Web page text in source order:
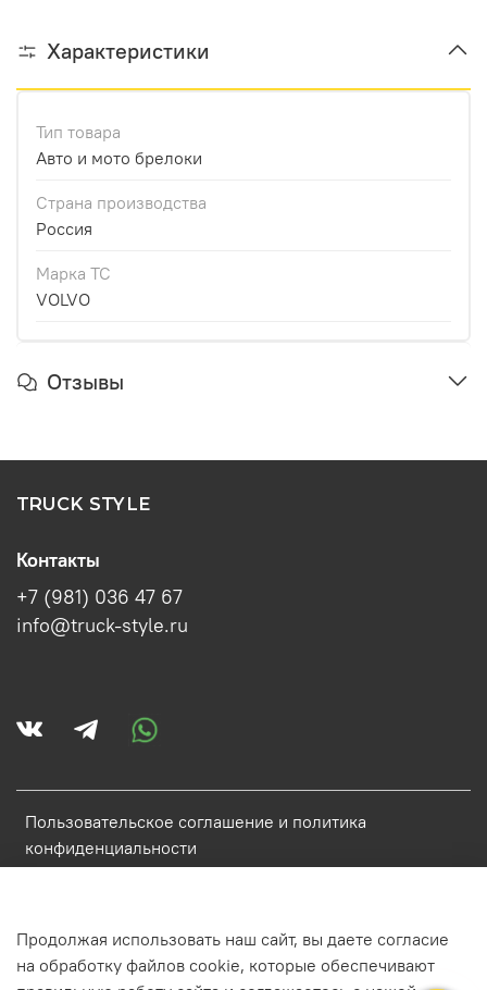
Характеристики
Тип товара
Авто и мото брелоки
Страна производства
Россия
Марка ТС
VOLVO
Отзывы
TRUCK STYLE
Пользовательское соглашение и политика
конфиденциальности
Обратная связь
Контакты
+7 (981) 036 47 67
info@truck-style.ru
Продолжая использовать наш сайт, вы даете согласие
на обработку файлов cookie, которые обеспечивают